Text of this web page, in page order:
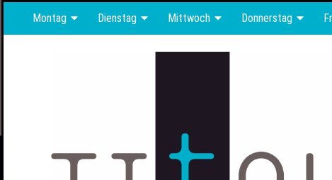
Montag Dienstag Mittwoch Donnerstag